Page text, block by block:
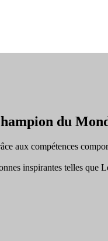
du
aux compétences
inspirantes telles que